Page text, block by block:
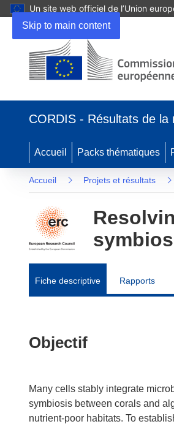
Skip to main content
Un site web officiel de l’Union
CORDIS - Résultats de la
Accueil Packs thématiques
Accueil Projets et résultats
Fiche descriptive Rapports
Objectif
Many cells stably integrate
symbiosis between corals and
nutrient-poor habitats. To